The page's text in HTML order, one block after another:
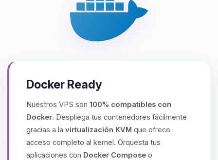
Docker Ready
Nuestros VPS son 100% compatibles con
Docker. Despliega tus contenedores fácilmente
gracias a la virtualización KVM que ofrece
acceso completo al kernel. Orquesta tus
aplicaciones con Docker Compose o